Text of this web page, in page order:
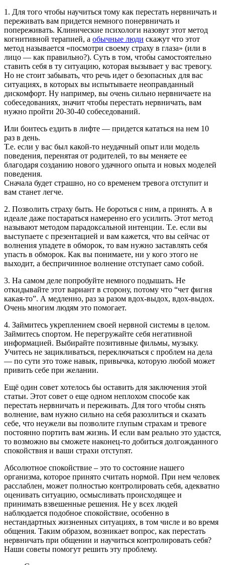
1. Для того чтобы научиться тому как перестать нервничать и
переживать вам придется немного понервничать и
попереживать. Клинические психологи назовут этот метод
когнитивной терапией, а обычные люди скажут что этот
метод называется «посмотри своему страху в глаза» (или в
лицо — как правильно?). Суть в том, чтобы самостоятельно
ставить себя в ту ситуацию, которая вызывает у вас тревогу.
Но не стоит забывать, что речь идет о безопасных для вас
ситуациях, в которых вы испытываете неоправданный
дискомфорт. Ну например, вы очень сильно нервничаете на
собеседованиях, значит чтобы перестать нервничать, вам
нужно пройти 20-30-40 собеседований.
Или боитесь ездить в лифте — придется кататься на нем 10
раз в день.
Т.е. если у вас был какой-то неудачный опыт или модель
поведения, перенятая от родителей, то вы меняете ее
благодаря созданию нового удачного опыта и новых моделей
поведения.
Сначала будет страшно, но со временем тревога отступит и
вам станет легче.
2. Позволить страху быть. Не бороться с ним, а принять. А в
идеале даже постараться намеренно его усилить. Этот метод
называют методом парадоксальной интенции. Т.е. если вы
выступаете с презентацией и вам кажется, что вы сейчас от
волнения упадете в обморок, то вам нужно заставлять себя
упасть в обморок. Как вы понимаете, ни у кого этого не
выходит, а беспричинное волнение отступает само собой.
3. На самом деле попробуйте немного подышать. Не
откидывайте этот вариант в сторону, потому что “чет фигня
какая-то”. А медленно, раз за разом вдох-выдох, вдох-выдох.
Очень многим людям это помогает.
4. Займитесь укреплением своей нервной системы в целом.
Займитесь спортом. Не перегружайте себя негативной
информацией. Выбирайте позитивные фильмы, музыку.
Учитесь не зацикливаться, переключаться с проблем на дела
— по сути это тоже навык, привычка, которую любой может
привить себе при желании.
Ещё один совет хотелось бы оставить для заключения этой
статьи. Этот совет о еще одном неплохом способе как
перестать нервничать и переживать. Для того чтобы снять
волнение, вам нужно сильно на себя разозлиться и сказать
себе, что неужели вы позволите глупым страхам и тревоге
постоянно портить вам жизнь. И если вам реально это удастся,
то возможно вы сможете наконец-то добиться долгожданного
спокойствия и ваши страхи отступят.
Абсолютное спокойствие – это то состояние нашего
организма, которое принято считать нормой. При нем человек
расслаблен, может полностью контролировать себя, адекватно
оценивать ситуацию, осмысливать происходящее и
принимать взвешенные решения. Не у всех людей
наблюдается подобное спокойствие, особенно в
нестандартных жизненных ситуациях, в том числе и во время
общения. Таким образом, возникает вопрос, как перестать
нервничать при общении и научиться контролировать себя?
Наши советы помогут решить эту проблему.